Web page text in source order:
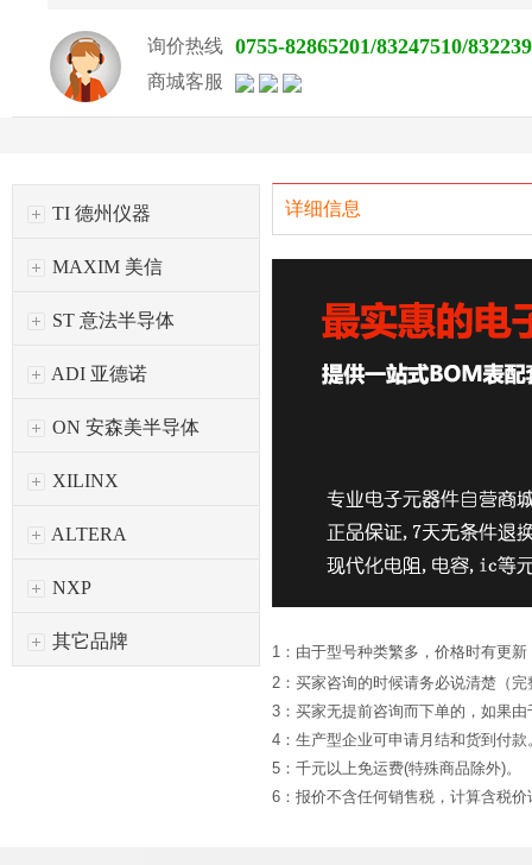
询价热线 0755-82865201/83247510/
商城客服
TI 德州仪器
MAXIM 美信
ST 意法半导体
ADI 亚德诺
ON 安森美半导体
XILINX
ALTERA
NXP
其它品牌
详细信息
1：由于型号种类繁多，价格时有更
2：买家咨询的时候请务必说清楚（
3：买家无提前咨询而下单的，如果
4：生产型企业可申请月结和货到付款
5：千元以上免运费(特殊商品除外)。
6：报价不含任何销售税，计算含税价